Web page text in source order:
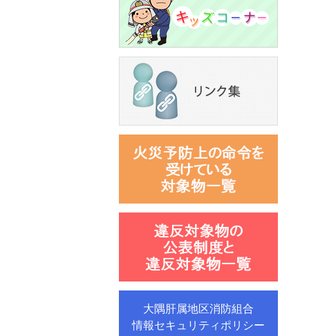
大隅肝属地区消防組合
情報セキュリティポリシー